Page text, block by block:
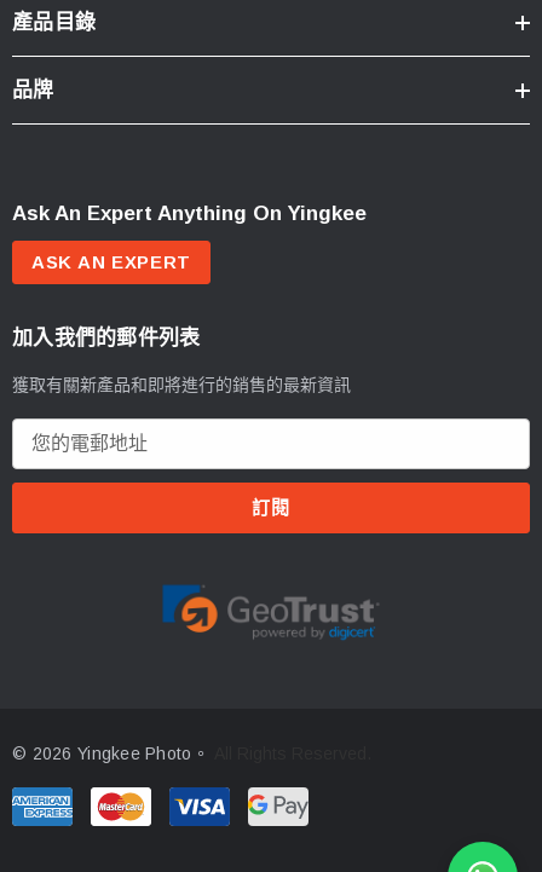
產品目錄
品牌
Ask An Expert Anything On Yingkee
ASK AN EXPERT
加入我們的郵件列表
獲取有關新產品和即將進行的銷售的最新資訊
郵
© 2026 Yingkee Photo。